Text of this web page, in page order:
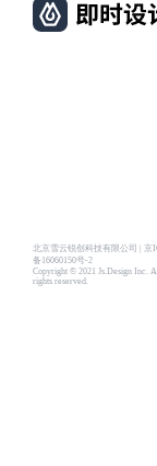
北京雪云锐创科技有限公司 | 京
备16060150号-2
Copyright © 2021 Js.Design Inc.
rights reserved.